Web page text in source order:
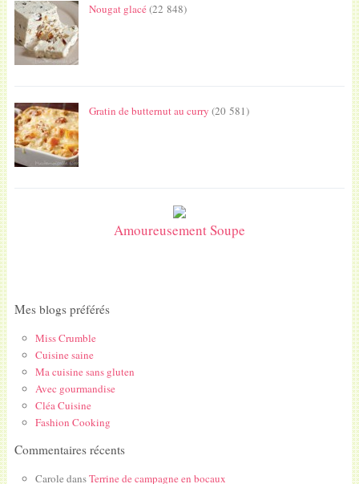
Nougat glacé(22 848)
Gratin de butternut au curry (20 581)
Amoureusement Soupe
Mes blogs préférés
Miss Crumble
Cuisine saine
Ma cuisine sans gluten
Avec gourmandise
Cléa Cuisine
Fashion Cooking
Commentaires récents
Carole dansTerrine de campagne en bocaux